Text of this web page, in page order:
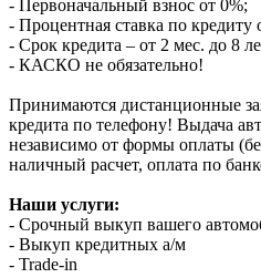
- Первоначальный взнос от 0%;
- Процентная ставка по кредиту
- Срок кредита – от 2 мес. до 8
- КАСКО не обязательно!
Принимаются дистанционные
кредита по телефону! Выдача
независимо от формы оплаты
наличный расчет, оплата по
Наши услуги:
- Срочный выкуп вашего
- Выкуп кредитных а/м
- Trade-in